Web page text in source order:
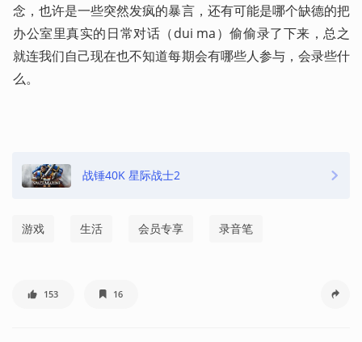
念，也许是一些突然发疯的暴言，还有可能是哪个缺德的把
办公室里真实的日常对话（dui ma）偷偷录了下来，总之
就连我们自己现在也不知道每期会有哪些人参与，会录些什
么。
战锤40K 星际战士2
游戏 生活 会员专享 录音笔
153 16